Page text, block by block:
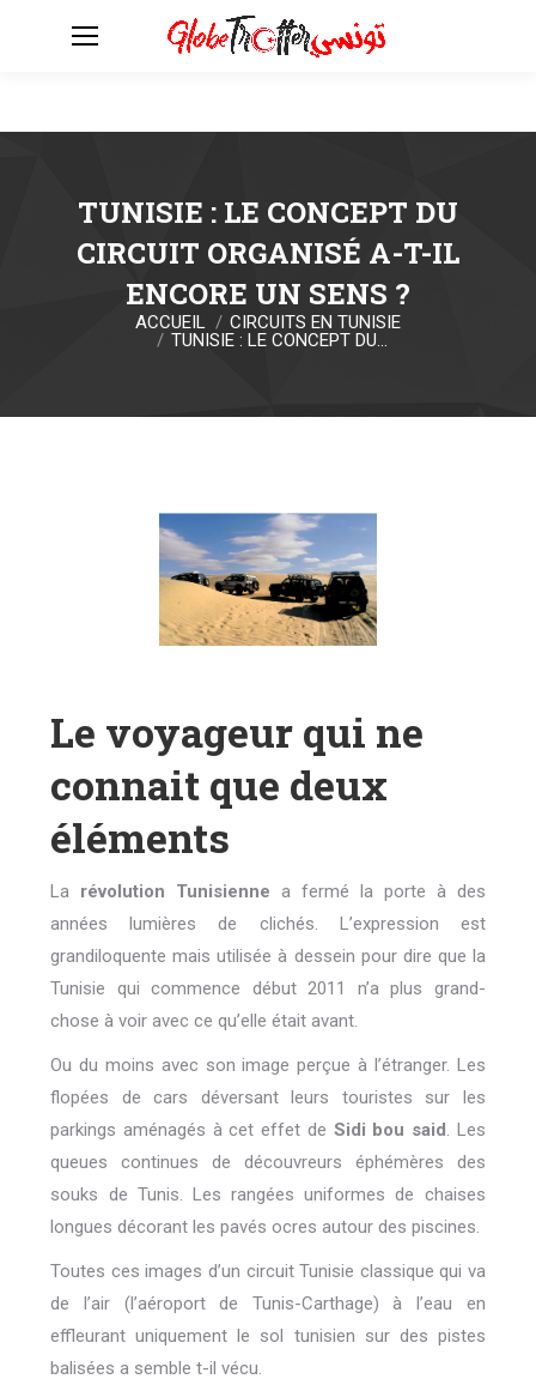
TUNISIE : LE CONCEPT DU
CIRCUIT ORGANISÉ A-T-IL
ENCORE UN SENS ?
Vous êtes ici :ACCUEIL
CIRCUITS EN TUNISIE
TUNISIE : LE CONCEPT DU…
Le voyageur qui ne
connait que deux
éléments
La révolution Tunisienne a fermé la porte à des
années lumières de clichés. L’expression est
grandiloquente mais utilisée à dessein pour dire que la
Tunisie qui commence début 2011 n’a plus grand-
chose à voir avec ce qu’elle était avant.
Ou du moins avec son image perçue à l’étranger. Les
flopées de cars déversant leurs touristes sur les
parkings aménagés à cet effet de Sidi bou said . Les
queues continues de découvreurs éphémères des
souks de Tunis. Les rangées uniformes de chaises
longues décorant les pavés ocres autour des piscines.
Toutes ces images d’un circuit Tunisie classique qui va
de l’air (l’aéroport de Tunis-Carthage) à l’eau en
effleurant uniquement le sol tunisien sur des pistes
balisées a semble t-il vécu.